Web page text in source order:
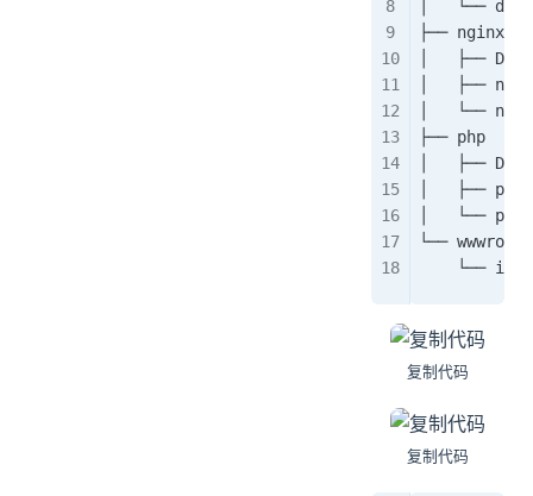
│   └──
├── nginx
│   ├──
│   ├──
│   └──
├── php
│   ├──
│   ├──
│   └──
└──
复制代码
复制代码